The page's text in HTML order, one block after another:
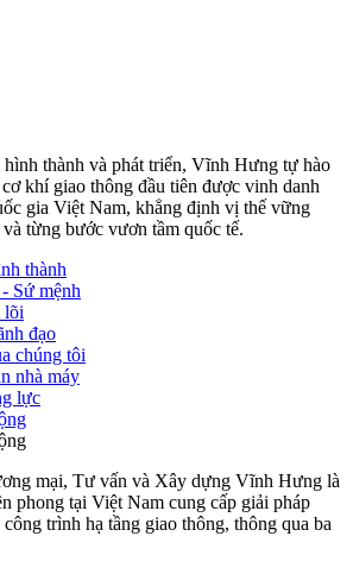
hình thành và phát triển, Vĩnh Hưng tự hào
khí giao thông đầu tiên được vinh danh
gia Việt Nam, khẳng định vị thế vững
từng bước vươn tầm quốc tế.
thành
Sứ mệnh
lõi
đạo
chúng tôi
nhà máy
lực
mại, Tư vấn và Xây dựng Vĩnh Hưng là
phong tại Việt Nam cung cấp giải pháp
trình hạ tầng giao thông, thông qua ba